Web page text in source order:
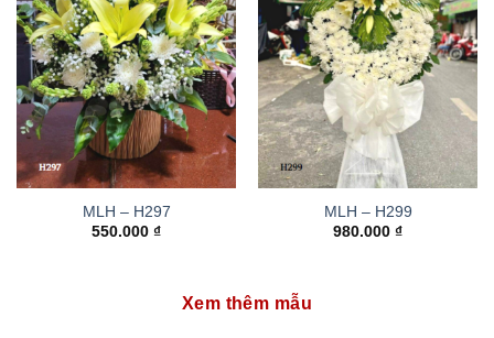
MLH – H297
550.000 ₫
MLH – H299
980.000 ₫
Xem thêm mẫu